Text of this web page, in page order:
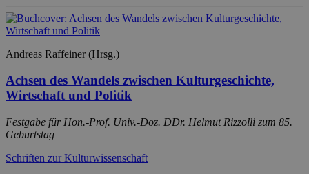
Andreas Raffeiner (Hrsg.)
Achsen des Wandels zwischen Kulturgeschichte,
Wirtschaft und Politik
Festgabe für Hon.-Prof. Univ.-Doz. DDr. Helmut Rizzolli zum 85.
Geburtstag
Schriften zur Kulturwissenschaft